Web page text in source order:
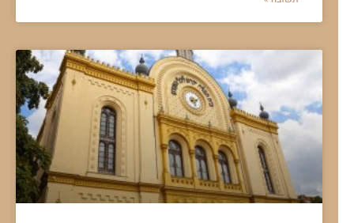
ברך על בשמים וגילה שאינו מריח
אדם שבירך ברכת "בורא מיני בשמים", וכשניסה להריח גילה שחוש
הריח נפגם אצלו, האם ברכתו
להמשך לחצו כאן >>